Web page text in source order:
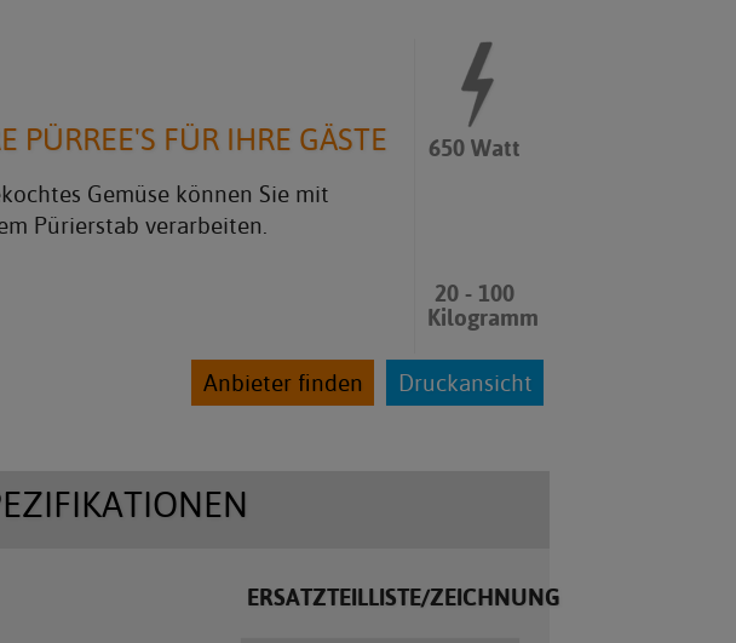
PÜRREE'S FÜR IHRE GÄSTE
Gemüse können Sie mit
Pürierstab verarbeiten.
650 Watt
20 - 100
Kilogramm
Druckansicht
Anbieter finden
ERSATZTEILLISTE/ZEICHNUNG